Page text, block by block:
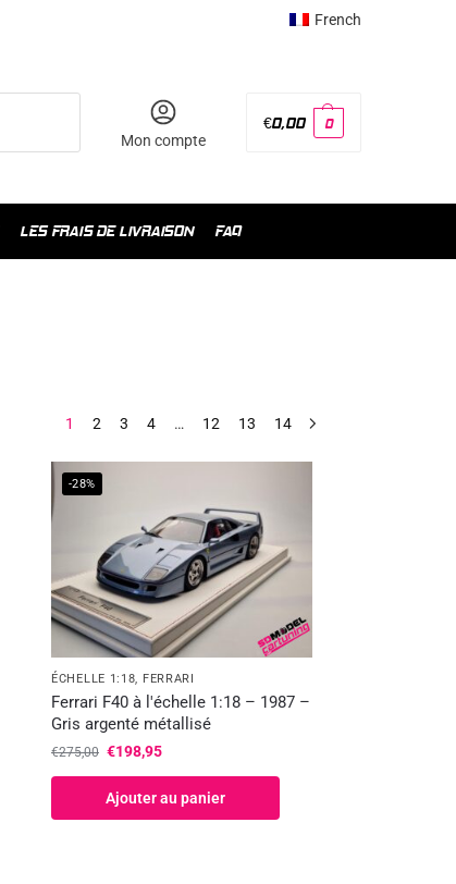
French
Mon compte
€0,00 0
LES FRAIS DE LIVRAISON FAQ
1 2 3 4 … 12 13 14
-28%
ÉCHELLE 1:18, FERRARI
Ferrari F40 à l'échelle 1:18 – 1987 –
Gris argenté métallisé
€275,00 €198,95
Ajouter au panier